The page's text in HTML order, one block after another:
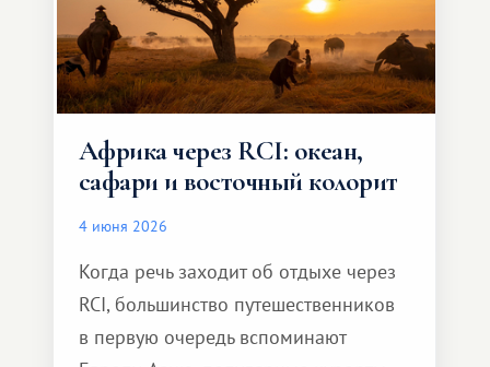
Африка через RCI: океан,
сафари и восточный колорит
4 июня 2026
Когда речь заходит об отдыхе через
RCI, большинство путешественников
в первую очередь вспоминают